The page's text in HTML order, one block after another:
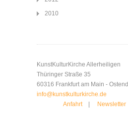
2010
KunstKulturKirche Allerheiligen
Thüringer Straße 35
60316 Frankfurt am Main - Ostend
info@kunstkulturkirche.de
Anfahrt| Newsletter